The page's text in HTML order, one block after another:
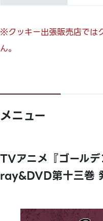
※クッキー出張販売店では
ん。
メニュー
TVアニメ『ゴール
ray&DVD第十三巻